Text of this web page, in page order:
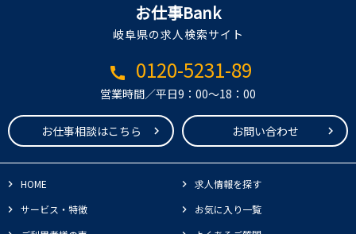
お仕事Bank
岐阜県の求人検索サイト
call 0120-5231-89
営業時間／平日9：00～18：00
お仕事相談はこちら お問い合わせ
HOME
求人情報を探す
サービス・特徴
お気に入り一覧